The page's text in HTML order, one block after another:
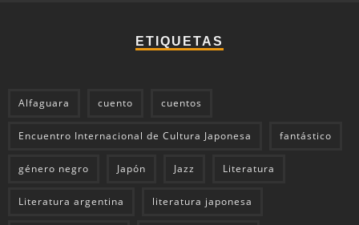
ETIQUETAS
Alfaguara cuento cuentos
Encuentro Internacional de Cultura Japonesa fantástico
género negro Japón Jazz Literatura
Literatura argentina literatura japonesa